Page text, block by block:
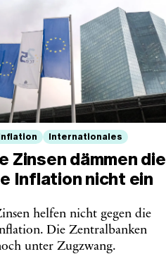
Internationales
Zinsen dämmen die
Inflation nicht ein
helfen nicht gegen die
Die Zentralbanken
unter Zugzwang.